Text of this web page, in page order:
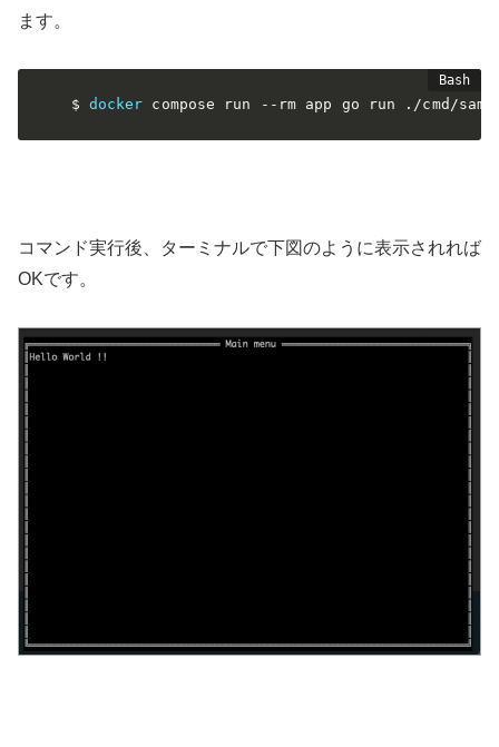
ます。
$ docker compose run --rm app go run ./cmd/
コマンド実行後、ターミナルで下図のように表示されれば
OKです。